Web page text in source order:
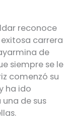
reconoce
carrera
de
siempre se le
comenzó su
ha ido
de sus